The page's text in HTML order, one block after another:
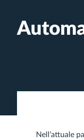
Nell’attuale